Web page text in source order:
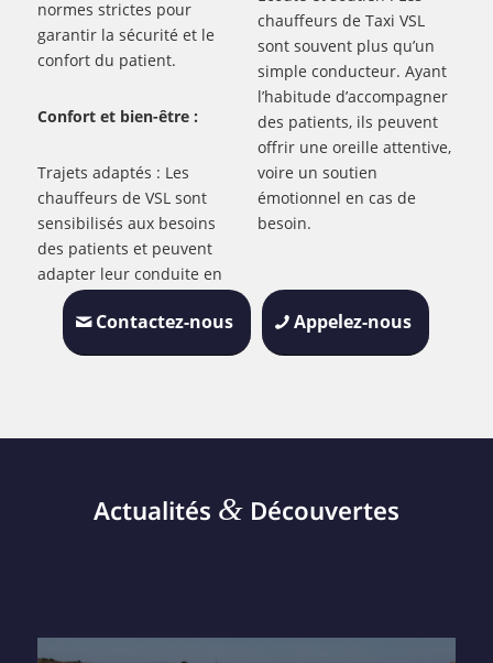
normes strictes pour
garantir la sécurité et le
confort du patient.
Confort et bien-être :
Trajets adaptés : Les
chauffeurs de VSL sont
sensibilisés aux besoins
des patients et peuvent
adapter leur conduite en
chauffeurs de Taxi VSL
sont souvent plus qu’un
simple conducteur. Ayant
l’habitude d’accompagner
des patients, ils peuvent
offrir une oreille attentive,
voire un soutien
émotionnel en cas de
besoin.
Contactez-nous Appelez-nous
Actualités &Découvertes